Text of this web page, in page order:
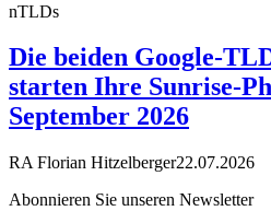
nTLDs
Die beiden Google-
starten Ihre Sunrise-
September 2026
RA Florian Hitzelberger22.07.2026
Abonnieren Sie unseren Newsletter